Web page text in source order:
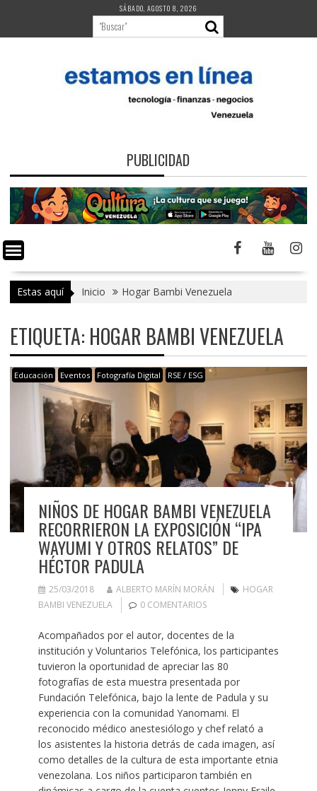
contenido
SÁBADO, AGOSTO 8, 2026
PUBLICIDAD
Estas aquí Inicio Hogar Bambi Venezuela
ETIQUETA: HOGAR BAMBI VENEZUELA
Educación Eventos Fotografía Digital RSE / ESG
NIÑOS DE HOGAR BAMBI VENEZUELA
RECORRIERON LA EXPOSICIÓN “IPA
WAYUMI Y OTROS RELATOS” DE
HÉCTOR PADULA
25/03/2018 ALBERTO MARÍN MORÁN
HOGAR
BAMBI VENEZUELA
0 COMENTARIOS
Acompañados por el autor, docentes de la
institución y Voluntarios Telefónica, los participantes
tuvieron la oportunidad de apreciar las 80
fotografías de esta muestra presentada por
Fundación Telefónica, bajo la lente de Padula y su
experiencia con la comunidad Yanomami. El
reconocido médico anestesiólogo y chef relató a
los asistentes la historia detrás de cada imagen, así
como detalles de la cultura de esta importante etnia
venezolana. Los niños participaron también en